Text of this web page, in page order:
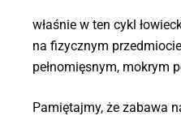
właśnie w ten cykl
na fizycznym
pełnomięsnym, mokrym
Pamiętajmy, że zabawa